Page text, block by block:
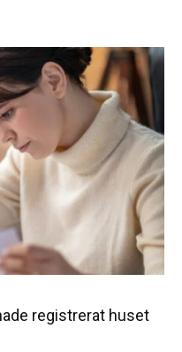
registrerat huset